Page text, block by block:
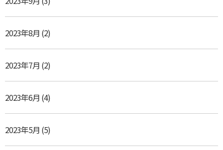
2023年8月 (2)
2023年7月 (2)
2023年6月 (4)
2023年5月 (5)